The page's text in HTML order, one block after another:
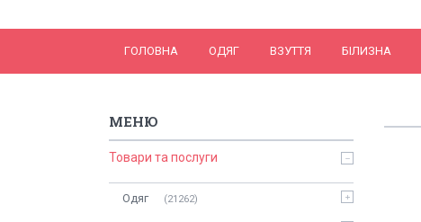
ГОЛОВНА ОДЯГ ВЗУТТЯ БІЛИЗНА
Товари та послуги
Одяг 21262